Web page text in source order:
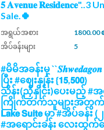
𝟓 𝐀𝐯𝐞𝐧𝐮𝐞 𝐑𝐞𝐬𝐢𝐝𝐞𝐧𝐜𝐞"..3
Sale.🍀
အရွယ်အစား
1800.00
အိပ်ခန်းများ
5
#မိမိအခန်းမှ ``𝑺𝒉𝒘𝒆𝒅𝒂𝒈𝒐𝒏
ပြီး #ဈေးနှုန်း {𝟭𝟱,𝟱𝟬𝟬}
သိန်း(ညှိနှိုင်း)ပေးမည့် #အ
ကြိုက်တက်သူများအတွက်
𝗟𝗮𝗸𝗲 𝗦𝘂𝗶𝘁𝗲 မှာ #အိပ်ခန်း (၂
#အရောင်းခန်း လေးထွက်န